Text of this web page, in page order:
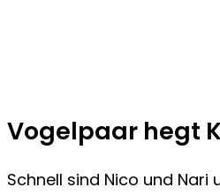
Vogelpaar hegt
Schnell sind Nico und